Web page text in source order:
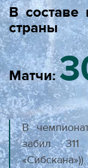
В составе
страны
Матчи:
В
забил
«Сибскана»)).